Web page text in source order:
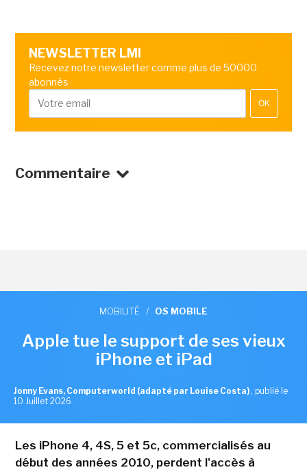
NEWSLETTER LMI
Recevez notre newsletter comme plus de 50000
abonnés
OK
Commentaire
MOBILITÉ / OS MOBILE
Apple tue le support de ses vieux
iPhone et iPad
Jonny Evans, Computerworld (adapté par Louise Costa) , publié le
10 Juillet 2026
Les iPhone 4, 4S, 5 et 5c, commercialisés au
début des années 2010, perdent l'accès à